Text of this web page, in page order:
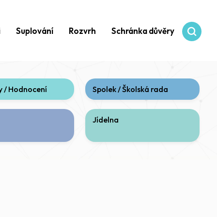
Suplování Rozvrh Schránka důvěry
/ Hodnocení Spolek / Školská rada
Jídelna